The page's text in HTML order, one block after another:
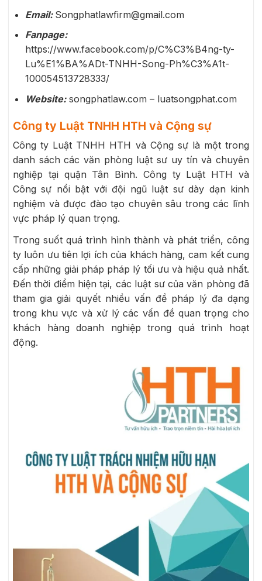
Email: Songphatlawfirm@gmail.com
Fanpage:
https://www.facebook.com/p/C%C3%B4ng-ty-
Lu%E1%BA%ADt-TNHH-Song-Ph%C3%A1t-
100054513728333/
Website: songphatlaw.com – luatsongphat.com
Công ty Luật TNHH HTH và Cộng sự
Công ty Luật TNHH HTH và Cộng sự là một trong
danh sách các văn phòng luật sư uy tín và chuyên
nghiệp tại quận Tân Bình. Công ty Luật HTH và
Công sự nổi bật với đội ngũ luật sư dày dạn kinh
nghiệm và được đào tạo chuyên sâu trong các lĩnh
vực pháp lý quan trọng.
Trong suốt quá trình hình thành và phát triển, công
ty luôn ưu tiên lợi ích của khách hàng, cam kết cung
cấp những giải pháp pháp lý tối ưu và hiệu quả nhất.
Đến thời điểm hiện tại, các luật sư của văn phòng đã
tham gia giải quyết nhiều vấn đề pháp lý đa dạng
trong khu vực và xử lý các vấn đề quan trọng cho
khách hàng doanh nghiệp trong quá trình hoạt
động.